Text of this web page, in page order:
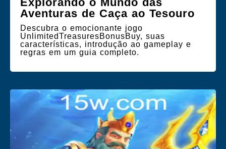
Aventuras de Caça ao Tesouro
Descubra o emocionante jogo
UnlimitedTreasuresBonusBuy, suas
características, introdução ao gameplay e
regras em um guia completo.